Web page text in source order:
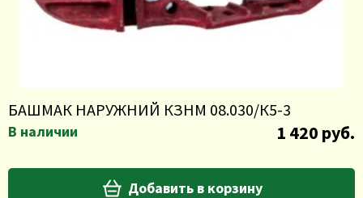
БАШМАК НАРУЖНИЙ КЗНМ 08.030/К5-3
В наличии 1 420 руб.
Добавить в корзину